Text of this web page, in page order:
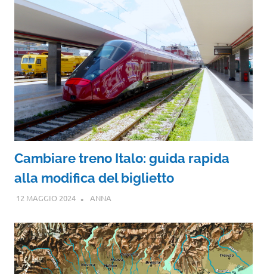
Cambiare treno Italo: guida rapida
alla modifica del biglietto
12 MAGGIO 2024 ANNA